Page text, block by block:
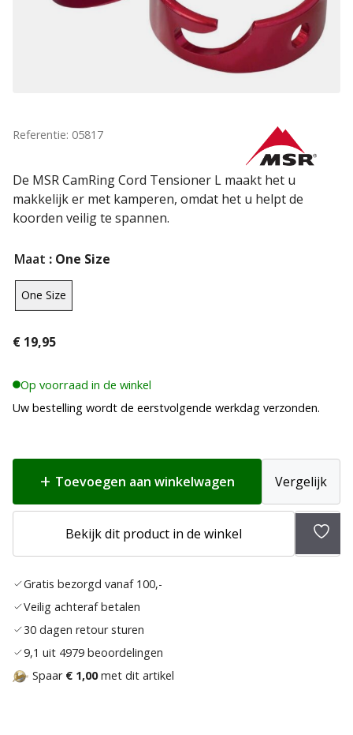
Referentie: 05817
De MSR CamRing Cord Tensioner L maakt het u
makkelijk er met kamperen, omdat het u helpt de
koorden veilig te spannen.
Maat : One Size
One Size
€ 19,95
Op voorraad in de winkel
Uw bestelling wordt de eerstvolgende werkdag verzonden.
Toevoegen aan winkelwagen Vergelijk
Bekijk dit product in de winkel
Gratis bezorgd vanaf 100,-
Veilig achteraf betalen
30 dagen retour sturen
9,1 uit 4979 beoordelingen
Spaar € 1,00met dit artikel